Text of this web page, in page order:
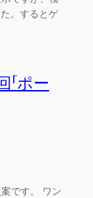
。するとゲ
ポー
です。 ワン